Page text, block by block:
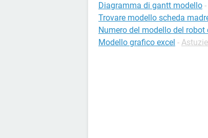
Diagramma di gantt modello -
Trovare modello scheda
Numero del modello del robot
Modello grafico excel -